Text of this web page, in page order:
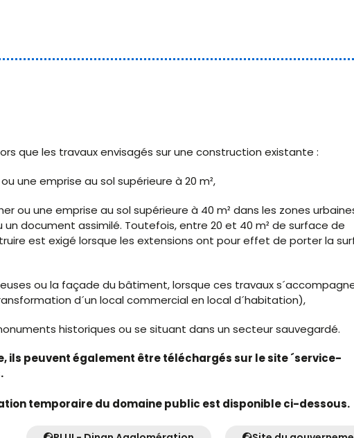
que les travaux envisagés sur une construction existante :
une emprise au sol supérieure à 20 m²,
ou une emprise au sol supérieure à 40 m² dans les zones
un document assimilé. Toutefois, entre 20 et 40 m² de surface de
est exigé lorsque les extensions ont pour effet de porter la
ou la façade du bâtiment, lorsque ces travaux
d´un local commercial en local d´habitation),
historiques ou se situant dans un secteur sauvegardé.
ils peuvent également être téléchargés sur le site ´service-
temporaire du domaine public est disponible ci-dessous.